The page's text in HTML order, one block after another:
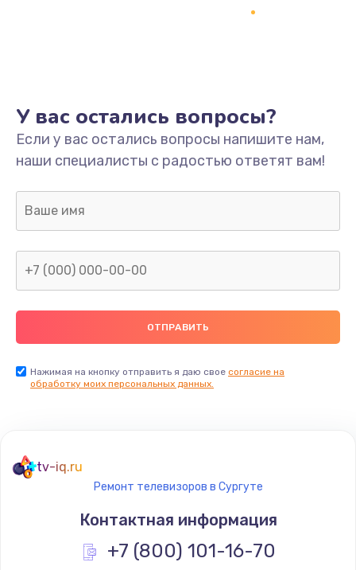
Не включается
1400 руб.
Заказать
Нет звука
800 руб.
Не видит флешку
400 руб.
Заказать
900 руб.
Заказать
У вас остались вопросы?
Если у вас остались вопросы напишите нам,
наши специалисты с радостью ответят вам!
Нажимая на кнопку отправить я даю свое согласие на
обработку моих персональных данных.
tv-iq.ru
Ремонт телевизоров в Сургуте
Контактная информация
+7 (800) 101-16-70